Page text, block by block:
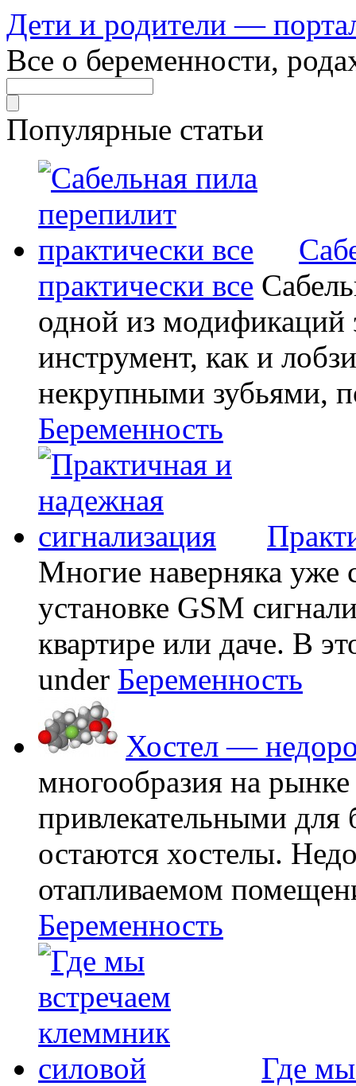
Дети и родители —
Все о беременности,
Популярные статьи
практически все
одной из модификаций
инструмент, как и
некрупными зубьями,
Беременность
Многие наверняка уже
установке GSM
квартире или даче. В
under Беременность
Хостел —
многообразия на
привлекательными
остаются хостелы.
отапливаемом
Беременность
Где